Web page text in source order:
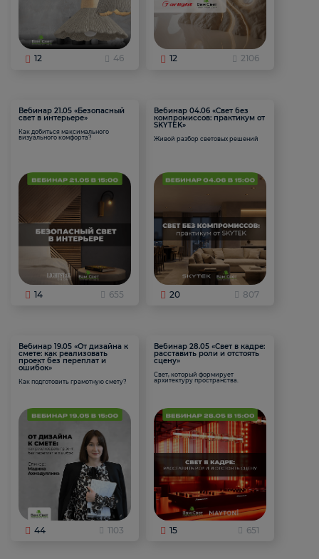
12 46 12 2106
Вебинар 21.05 «Безопасный
свет в интерьере»
Как добиться максимального
визуального комфорта?
14 655
Вебинар 04.06 «Свет без
компромиссов: практикум от
SKYTEK»
Живой разбор световых решений
20 807
Вебинар 19.05 «От дизайна к
смете: как реализовать
проект без переплат и
ошибок»
Как подготовить грамотную смету?
44 1103
Вебинар 28.05 «Свет в кадре:
расставить роли и отстоять
сцену»
Свет, который формирует
архитектуру пространства.
15 651